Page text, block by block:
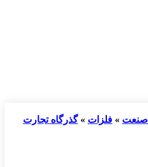
صنعت » فلزات »گذرگاه تجارت